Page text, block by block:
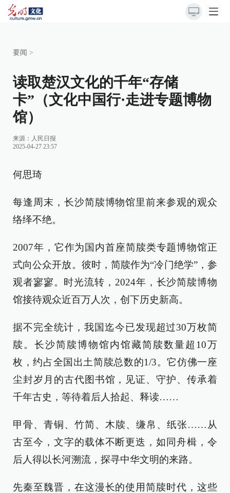
要闻 >
读取楚汉文化的千年“存储
卡”（文化中国行·走进专题博物
馆）
来源： 人民日报
2025-04-27 23:57
何思琦
每逢周末，长沙简牍博物馆里前来参观的观众
络绎不绝。
2007年，它作为国内首座简牍类专题博物馆正
式向公众开放。彼时，简牍作为“冷门绝学”，参
观者寥寥。时光流转，2024年，长沙简牍博物
馆接待观众近百万人次，创下历史新高。
据不完全统计，我国迄今已发现超过30万枚简
牍。长沙简牍博物馆内馆藏简牍数量超10万
枚，约占全国出土简牍总数的1/3。它仿佛一座
尘封岁月的古代图书馆，见证、守护、传承着
千年古史，等待着后人拾起、释读……
甲骨、青铜、竹简、木牍、缣帛、纸张……从
古至今，文字的载体不断更迭，如同舟楫，令
后人得以长河溯流，探寻中华文明的来路。
先秦至魏晋，在这漫长的使用简牍时代，这些